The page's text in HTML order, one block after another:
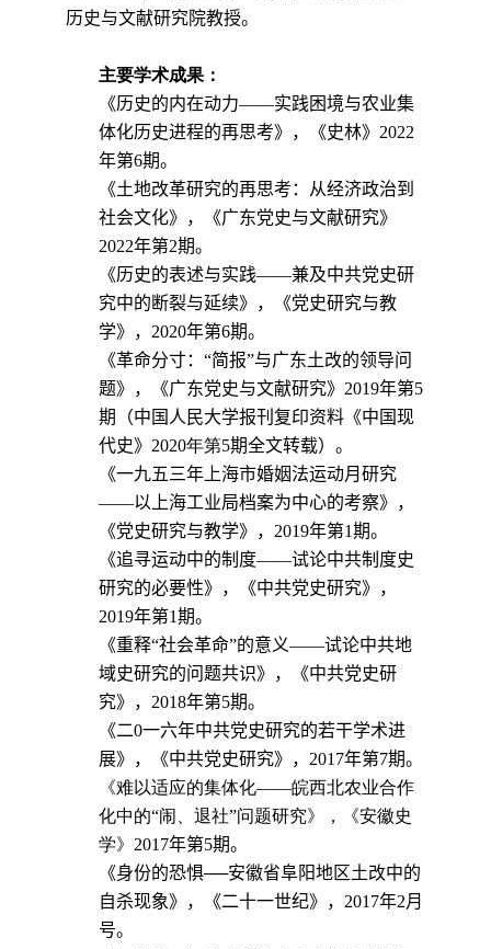
历史与文献研究院教授。
主要学术成果：
《历史的内在动力——实践困境与农业集
体化历史进程的再思考》，《史林》 2022
年第6期。
《土地改革研究的再思考：从经济政治到
社会文化》，《广东党史与文献研究》
2022年第2期。
《历史的表述与实践——兼及中共党史研
究中的断裂与延续》，《党史研究与教
学》， 2020年第6期。
《革命分寸：“简报”与广东土改的领导问
题》，《广东党史与文献研究》 2019年第5
期（中国人民大学报刊复印资料《中国现
代史》 2020年第5期全文转载）。
《一九五三年上海市婚姻法运动月研究
——以上海工业局档案为中心的考察》，
《党史研究与教学》， 2019年第1期。
《追寻运动中的制度——试论中共制度史
研究的必要性》，《中共党史研究》，
2019年第1期。
《重释“社会革命”的意义——试论中共地
域史研究的问题共识》，《中共党史研
究》 ， 2018年第5期。
《二0一六年中共党史研究的若干学术进
展》，《中共党史研究》， 2017年第7期。
《难以适应的集体化——皖西北农业合作
化中的“闹、退社”问题研究》，《安徽史
学》 2017年第5期。
《身份的恐惧──安徽省阜阳地区土改中的
自杀现象》，《二十一世纪》， 2017年2月
号。